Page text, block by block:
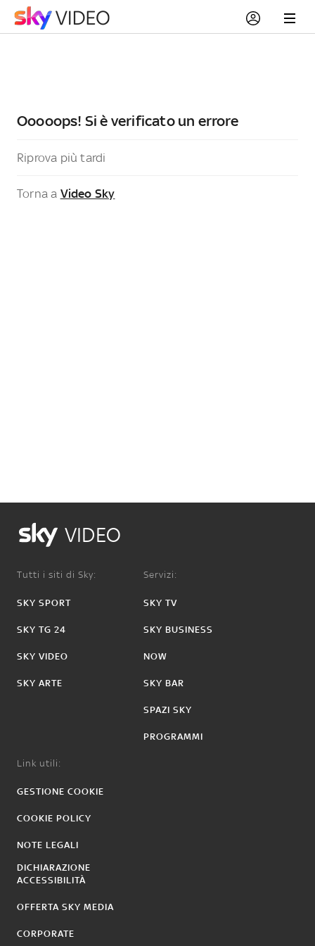
Ooooops! Si è verificato un errore
Riprova più tardi
Torna a Video Sky
VIDEO
Tutti i siti di Sky:
SKY SPORT
SKY TG 24
SKY VIDEO
SKY ARTE
Servizi:
SKY TV
SKY BUSINESS
NOW
SKY BAR
SPAZI SKY
PROGRAMMI
Link utili:
GESTIONE COOKIE
COOKIE POLICY
NOTE LEGALI
DICHIARAZIONE
ACCESSIBILITÀ
OFFERTA SKY MEDIA
CORPORATE